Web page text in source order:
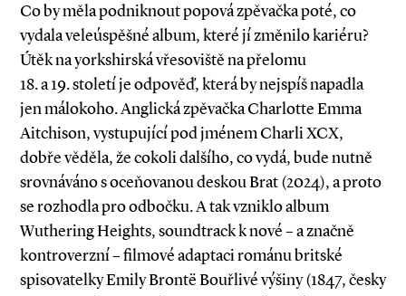
Co by měla podniknout popová zpěvačka poté, co
vydala veleúspěšné album, které jí změnilo kariéru?
Útěk na yorkshirská vřesoviště na přelomu
18. a 19. století je odpověď, která by nejspíš napadla
jen málokoho. Anglická zpěvačka Charlotte Emma
Aitchison, vystupující pod jménem Charli XCX,
dobře věděla, že cokoli dalšího, co vydá, bude nutně
srovnáváno s oceňovanou deskou Brat (2024), a proto
se rozhodla pro odbočku. A tak vzniklo album
Wuthering Heights, soundtrack k nové – a značně
kontroverzní – filmové adaptaci románu britské
spisovatelky Emily Brontë Bouřlivé výšiny (1847, česky